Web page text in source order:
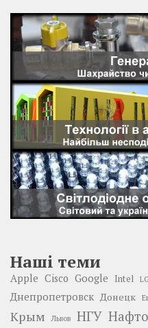
Наші теми
Apple Cisco Google Intel
Днепропетровск Донецк
Крым Львов НГУ